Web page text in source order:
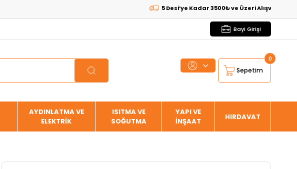
5 Desi’ye Kadar 3500₺ ve Üzeri Alışverişlerde
Bayi Girişi
Sepetim
0
AYDINLATMA VE
ELEKTRİK
ISITMA VE
SOĞUTMA
YAPI VE
İNŞAAT
HIRDAVAT